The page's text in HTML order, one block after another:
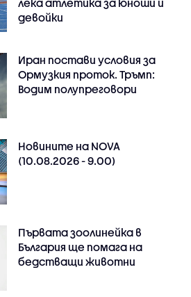
лека атлетика за юноши и
девойки
Иран постави условия за
Ормузкия проток. Тръмп:
Водим полупреговори
Новините на NOVA
(10.08.2026 - 9.00)
Първата зоолинейка в
България ще помага на
бедстващи животни